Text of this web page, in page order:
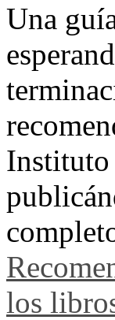
Una
Instituto
los